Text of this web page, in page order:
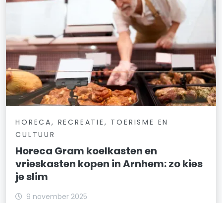
HORECA, RECREATIE, TOERISME EN
CULTUUR
Horeca Gram koelkasten en
vrieskasten kopen in Arnhem: zo kies
je slim
9 november 2025